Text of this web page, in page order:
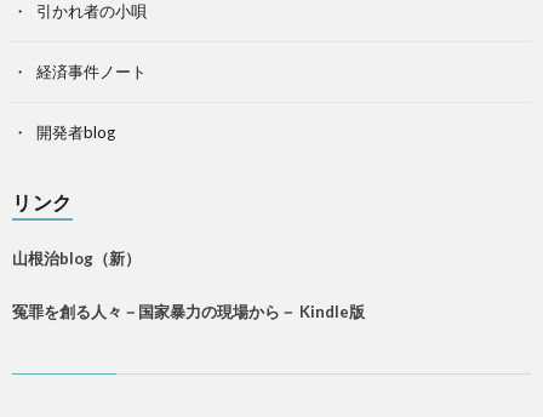
引かれ者の小唄
経済事件ノート
開発者blog
リンク
山根治blog（新）
冤罪を創る人々－国家暴力の現場から－ Kindle版